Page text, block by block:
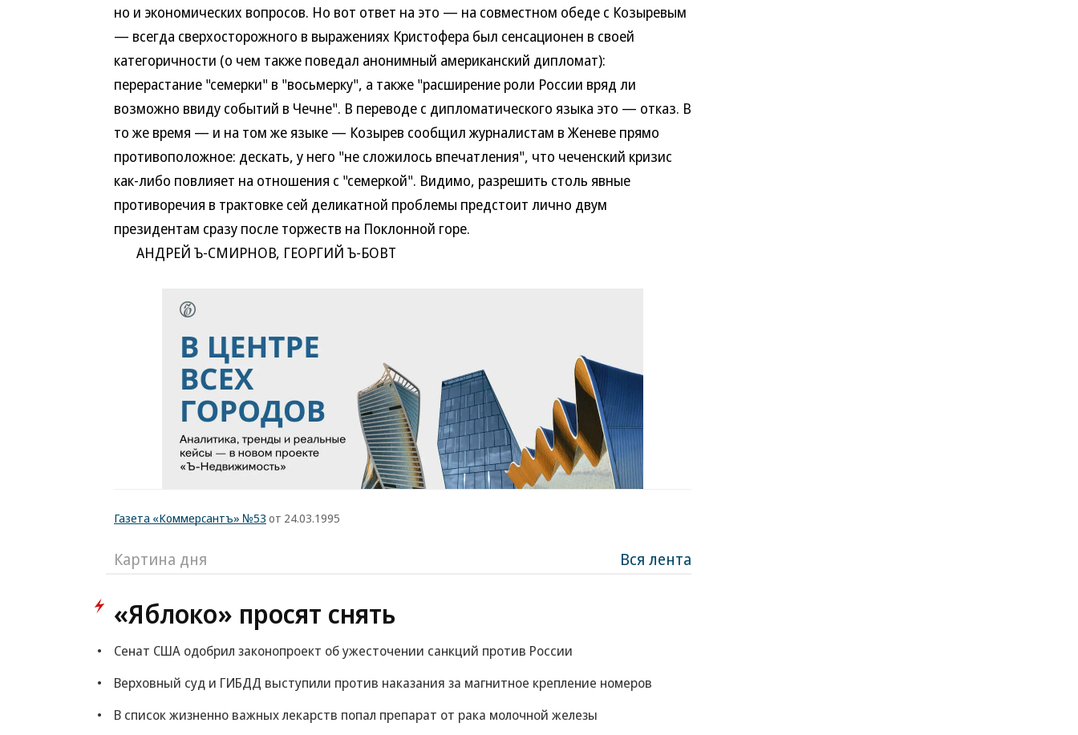
но и экономических вопросов. Но вот ответ на это — на совместном обеде с Козыревым
— всегда сверхосторожного в выражениях Кристофера был сенсационен в своей
категоричности (о чем также поведал анонимный американский дипломат):
перерастание "семерки" в "восьмерку", а также "расширение роли России вряд ли
возможно ввиду событий в Чечне". В переводе с дипломатического языка это — отказ. В
то же время — и на том же языке — Козырев сообщил журналистам в Женеве прямо
противоположное: дескать, у него "не сложилось впечатления", что чеченский кризис
как-либо повлияет на отношения с "семеркой". Видимо, разрешить столь явные
противоречия в трактовке сей деликатной проблемы предстоит лично двум
президентам сразу после торжеств на Поклонной горе.
АНДРЕЙ Ъ-СМИРНОВ, ГЕОРГИЙ Ъ-БОВТ
Газета «Коммерсантъ» №53 от 24.03.1995
Картина дня Вся лента
«Яблоко» просят снять
Сенат США одобрил законопроект об ужесточении санкций против России
Верховный суд и ГИБДД выступили против наказания за магнитное крепление номеров
В список жизненно важных лекарств попал препарат от рака молочной железы